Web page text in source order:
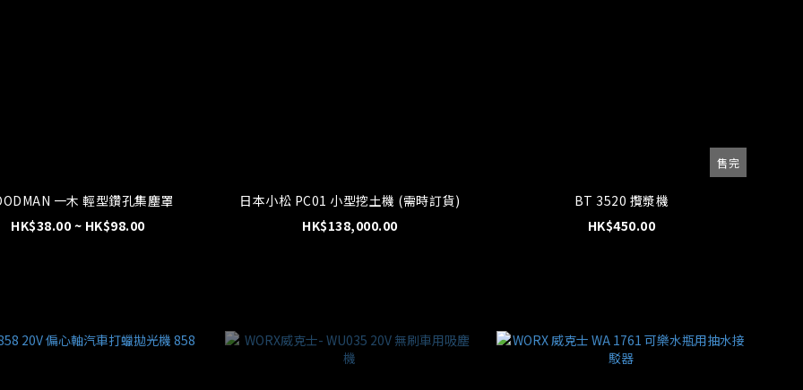
一木 輕型鑽孔集塵罩
HK$38.00 ~ HK$98.00
日本小松 PC01 小型挖土機 (需時訂貨)
HK$138,000.00
售完
BT 3520 攬漿機
HK$450.00